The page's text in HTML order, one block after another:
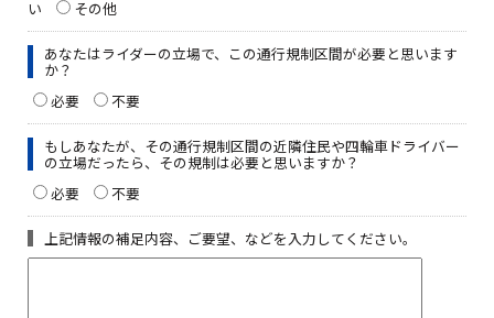
い
その他
あなたはライダーの立場で、この通行規制区間が必要と思います
か？
必要
不要
もしあなたが、その通行規制区間の近隣住民や四輪車ドライバー
の立場だったら、その規制は必要と思いますか？
必要
不要
上記情報の補足内容、ご要望、などを入力してください。